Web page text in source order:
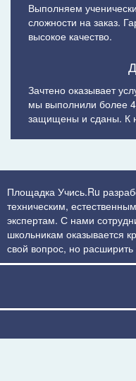
Выполняем
сложности на заказ.
высокое качество.
Зачтено оказывает
мы выполнили более
защищены и сданы. К
Площадка Учись.Ru
техническим,
экспертам. С нами
школьникам оказывается
свой вопрос, но